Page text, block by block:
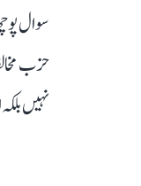
سوال
حزب
نہیں